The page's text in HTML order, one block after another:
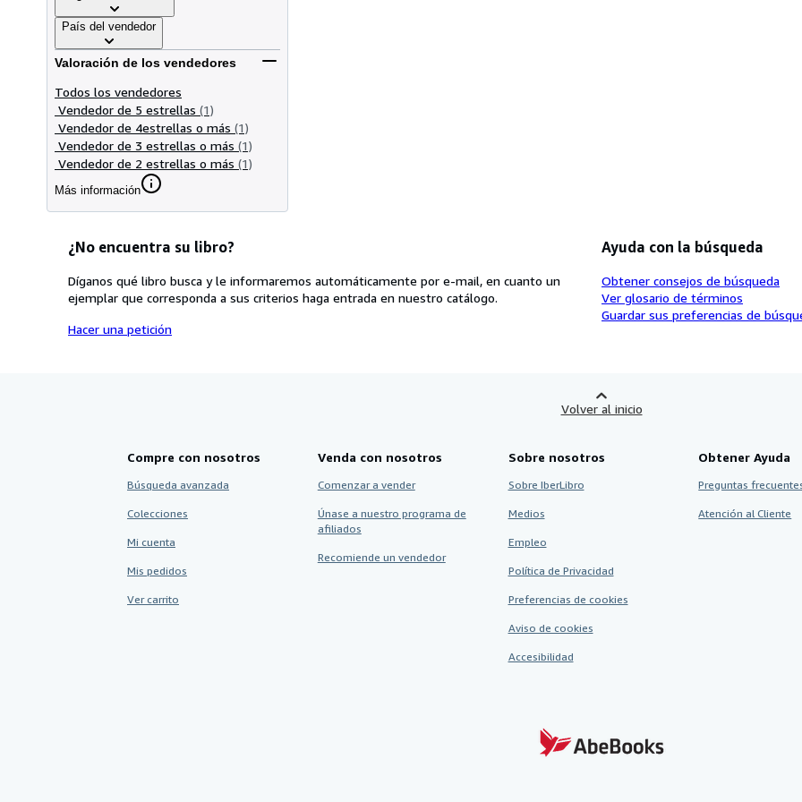
País del vendedor
Valoración de los vendedores
Todos los vendedores
Vendedor de 5 estrellas (1)
Vendedor de 4estrellas o más (1)
Vendedor de 3 estrellas o más (1)
Vendedor de 2 estrellas o más (1)
Más información
¿No encuentra su libro?
Díganos qué libro busca y le informaremos automáticamente por e-mail, en cuanto un
ejemplar que corresponda a sus criterios haga entrada en nuestro catálogo.
Hacer una petición
Ayuda con la búsqueda
Obtener consejos de búsqueda
Ver glosario de términos
Guardar sus preferencias de
Volver al inicio
Compre con nosotros
Búsqueda avanzada
Colecciones
Mi cuenta
Mis pedidos
Ver carrito
Venda con nosotros
Comenzar a vender
Únase a nuestro programa de
afiliados
Recomiende un vendedor
Sobre nosotros
Sobre IberLibro
Medios
Empleo
Política de Privacidad
Preferencias de cookies
Aviso de cookies
Accesibilidad
Obtener Ayuda
Preguntas
Atención al Cliente